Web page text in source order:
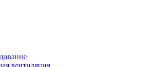
вентиляция